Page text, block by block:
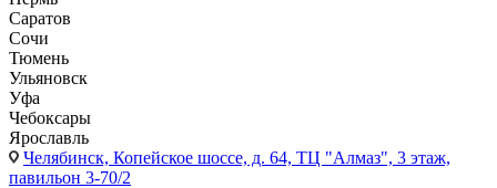
Саратов
Сочи
Тюмень
Ульяновск
Уфа
Чебоксары
Ярославль
Челябинск, Копейское шоссе, д. 64, ТЦ "Алмаз", 3 этаж,
павильон 3-70/2